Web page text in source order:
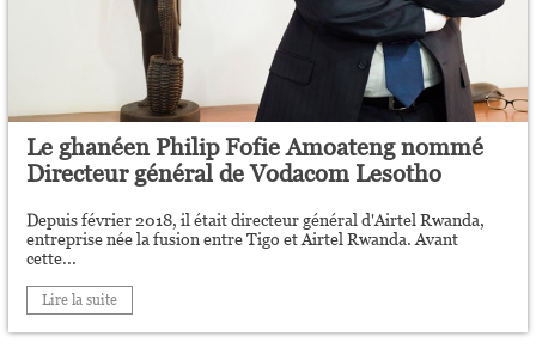
Le ghanéen Philip Fofie Amoateng nommé
Directeur général de Vodacom Lesotho
Depuis février 2018, il était directeur général d'Airtel Rwanda,
entreprise née la fusion entre Tigo et Airtel Rwanda. Avant
cette...
Lire la suite